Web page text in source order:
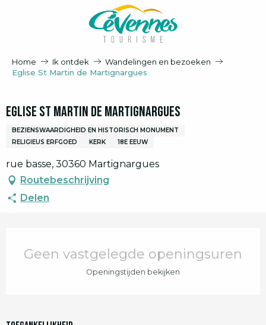
Home Ik ontdek
Wandelingen en bezoeken
Eglise St Martin de Martignargues
Eglise St Martin de Martignargues
BEZIENSWAARDIGHEID EN HISTORISCH MONUMENT
RELIGIEUS ERFGOED
KERK 18E EEUW
rue basse, 30360 Martignargues
Routebeschrijving
Delen
Geen vastgelegde openingsuren
Openingstijden bekijken